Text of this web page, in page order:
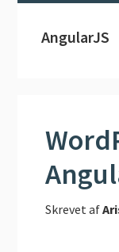
AngularJS
Skrevet af